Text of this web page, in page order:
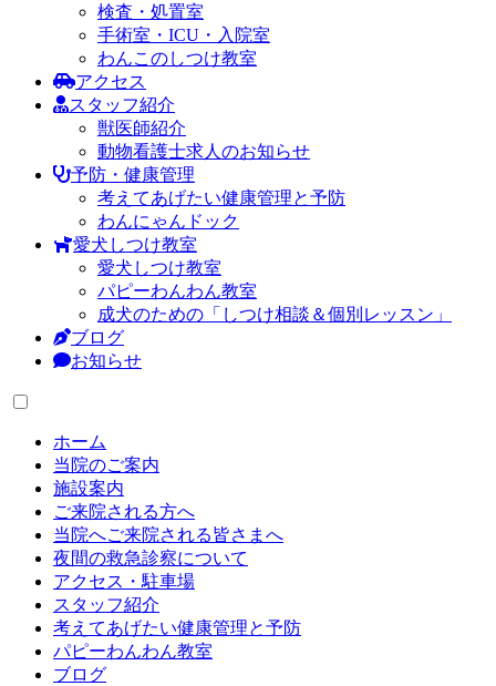
検査・処置室
手術室・ICU・入院室
わんこのしつけ教室
アクセス
スタッフ紹介
獣医師紹介
動物看護士求人のお知らせ
予防・健康管理
考えてあげたい健康管理と予防
わんにゃんドック
愛犬しつけ教室
愛犬しつけ教室
パピーわんわん教室
成犬のための「しつけ相談＆個別レッスン」
ブログ
お知らせ
ホーム
当院のご案内
施設案内
ご来院される方へ
当院へご来院される皆さまへ
夜間の救急診察について
アクセス・駐車場
スタッフ紹介
考えてあげたい健康管理と予防
パピーわんわん教室
ブログ